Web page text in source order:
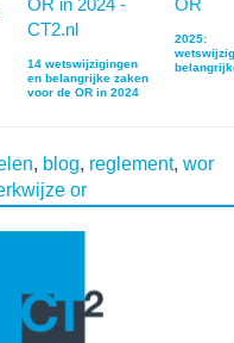
14 wetswijzigingen
en belangrijke zaken
voor de OR in 2024
2025:
, blog, reglement, wor
or